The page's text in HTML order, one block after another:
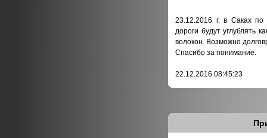
23.12.2016 г. в Саках
дороги будут углублять
волокон. Возможно
Спасибо за понимание.
22.12.2016 08:45:23